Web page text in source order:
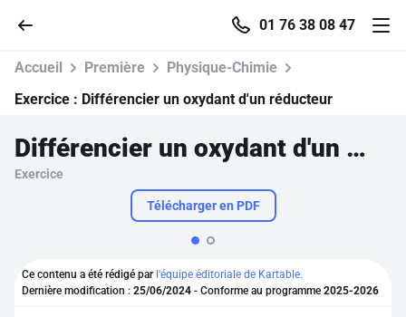
01 76 38 08 47
Accueil
Se connecter
Accueil Première
Physique-Chimie
Exercice : Différencier un oxydant d'un réducteur
Différencier un oxydant d'un réducteur
Exercice
Télécharger en PDF
Ce contenu a été rédigé par l'équipe éditoriale de Kartable.
Dernière modification : 25/06/2024 - Conforme au programme 2025-2026